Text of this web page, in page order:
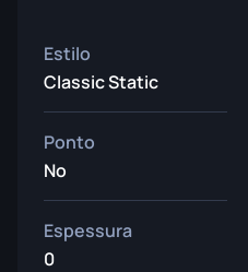
Estilo
Classic Static
Ponto
No
Espessura
0